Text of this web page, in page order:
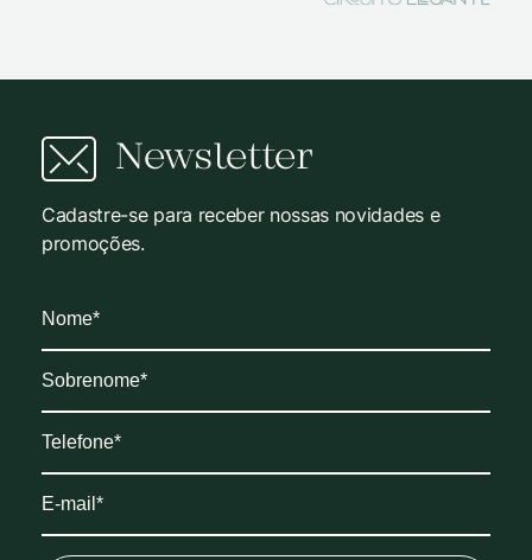
Newsletter
Cadastre-se para receber nossas novidades e
promoções.